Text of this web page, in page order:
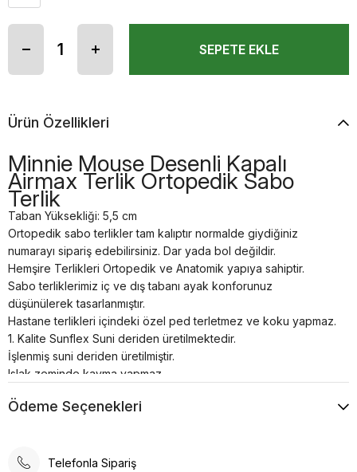
Ürün Özellikleri
Minnie Mouse Desenli Kapalı
Airmax Terlik Ortopedik Sabo
Terlik
Taban Yüksekliği: 5,5 cm
Ortopedik sabo terlikler tam kalıptır normalde giydiğiniz
numarayı sipariş edebilirsiniz. Dar yada bol değildir.
Hemşire Terlikleri Ortopedik ve Anatomik yapıya sahiptir.
Sabo terliklerimiz iç ve dış tabanı ayak konforunuz
düşünülerek tasarlanmıştır.
Hastane terlikleri içindeki özel ped terletmez ve koku yapmaz.
1. Kalite Sunflex Suni deriden üretilmektedir.
İşlenmiş suni deriden üretilmiştir.
Islak zeminde kayma yapmaz.
malzemelerden el işçiliği ile özel üretilmiştir.
Airmax sabo terlikler; hastanelerde, restoranlarda, otellerde,
Ödeme Seçenekleri
Telefonla Sipariş